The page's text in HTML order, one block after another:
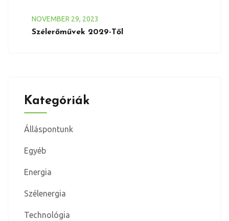
NOVEMBER 29, 2023
Szélerőművek 2029-Től
Kategóriák
Álláspontunk
Egyéb
Energia
Szélenergia
Technológia